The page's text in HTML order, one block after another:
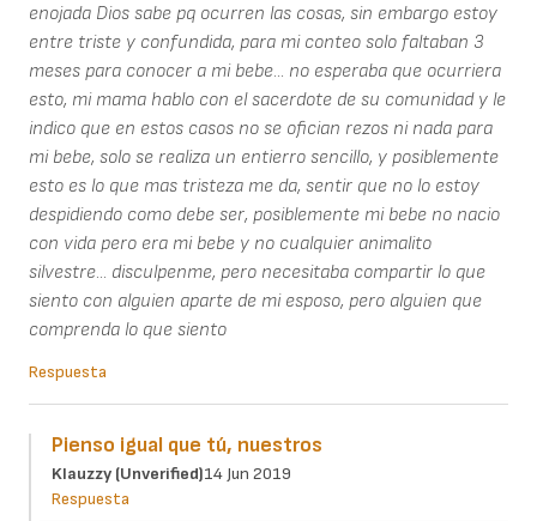
enojada Dios sabe pq ocurren las cosas, sin embargo estoy
entre triste y confundida, para mi conteo solo faltaban 3
meses para conocer a mi bebe... no esperaba que ocurriera
esto, mi mama hablo con el sacerdote de su comunidad y le
indico que en estos casos no se ofician rezos ni nada para
mi bebe, solo se realiza un entierro sencillo, y posiblemente
esto es lo que mas tristeza me da, sentir que no lo estoy
despidiendo como debe ser, posiblemente mi bebe no nacio
con vida pero era mi bebe y no cualquier animalito
silvestre... disculpenme, pero necesitaba compartir lo que
siento con alguien aparte de mi esposo, pero alguien que
comprenda lo que siento
Respuesta
Pienso igual que tú, nuestros
Klauzzy (unverified)14 Jun 2019
Respuesta